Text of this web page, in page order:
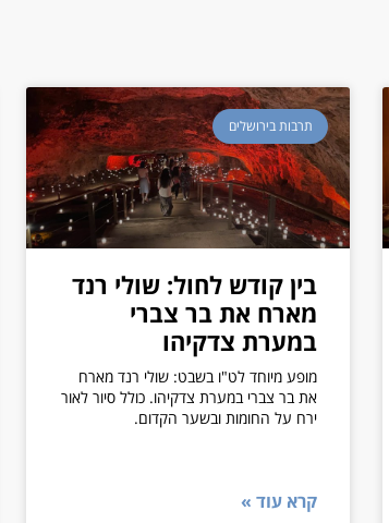
תרבות בירושלים
בין קודש לחול: שולי רנד
מארח את בר צברי
במערת צדקיהו
מופע מיוחד לט"ו בשבט: שולי רנד מארח
את בר צברי במערת צדקיהו. כולל סיור לאור
ירח על החומות ובשער הקדום.
קרא עוד »